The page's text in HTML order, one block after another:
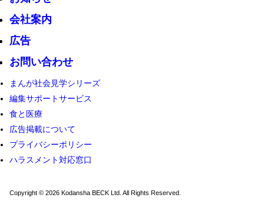
会社案内
広告
お問い合わせ
まんが社会見学シリーズ
編集サポートサービス
食と医療
広告掲載について
プライバシーポリシー
ハラスメント対応窓口
Copyright © 2026 Kodansha BECK Ltd. All Rights Reserved.